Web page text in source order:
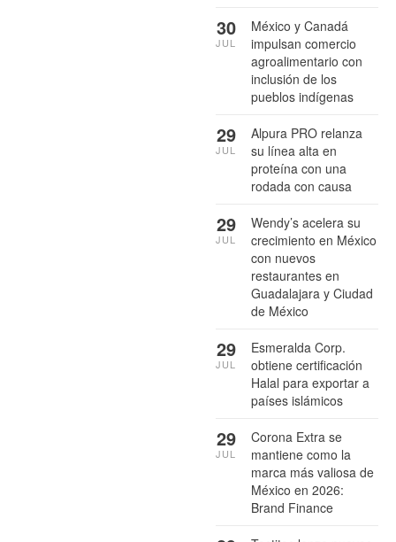
México y Canadá
impulsan comercio
agroalimentario con
inclusión de los
pueblos indígenas
30
JUL
Alpura PRO relanza
su línea alta en
proteína con una
rodada con causa
29
JUL
Wendy’s acelera su
crecimiento en México
con nuevos
restaurantes en
Guadalajara y Ciudad
de México
29
JUL
Esmeralda Corp.
obtiene certificación
Halal para exportar a
países islámicos
29
JUL
Corona Extra se
mantiene como la
marca más valiosa de
México en 2026:
Brand Finance
29
JUL